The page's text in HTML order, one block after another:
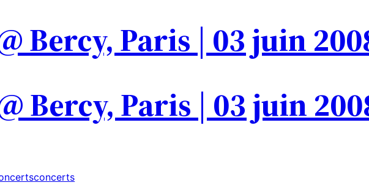
Bercy, Paris | 03 juin
Bercy, Paris | 03 juin
concerts